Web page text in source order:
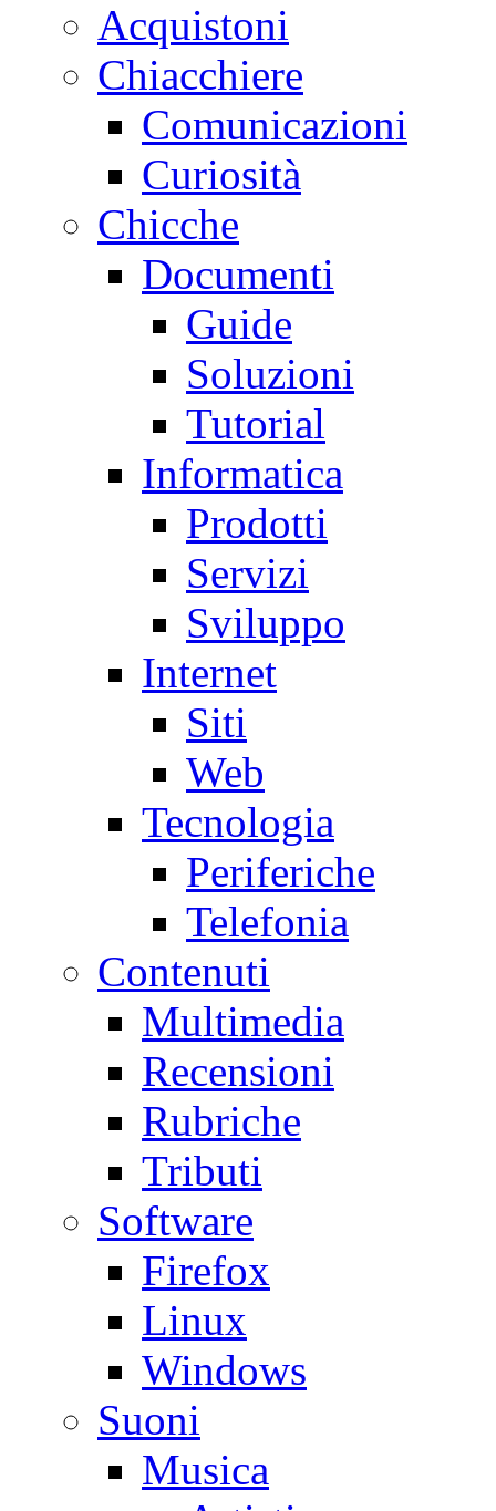
Acquistoni
Chiacchiere
Comunicazioni
Curiosità
Chicche
Documenti
Guide
Soluzioni
Tutorial
Informatica
Prodotti
Servizi
Sviluppo
Internet
Siti
Web
Tecnologia
Periferiche
Telefonia
Contenuti
Multimedia
Recensioni
Rubriche
Tributi
Software
Firefox
Linux
Windows
Suoni
Musica